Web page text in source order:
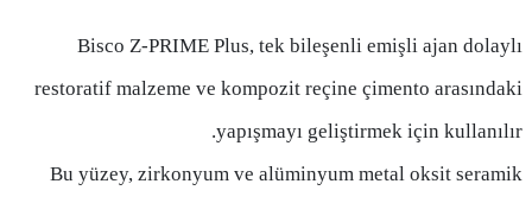
Bisco Z-PRIME Plus, tek bileşenli emişli ajan dolaylı
restoratif malzeme ve kompozit reçine çimento arasındaki
yapışmayı geliştirmek için kullanılır.
Bu yüzey, zirkonyum ve alüminyum metal oksit seramik